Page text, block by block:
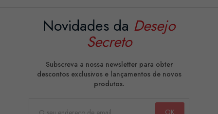
Novidades da Desejo
Secreto
Subscreva a nossa newsletter para obter
descontos exclusivos e lançamentos de novos
produtos.